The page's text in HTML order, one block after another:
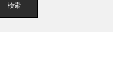
検索